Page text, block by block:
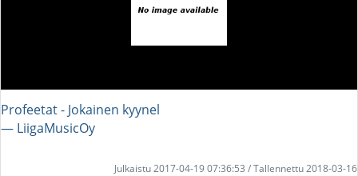
Profeetat - Jokainen kyynel
― LiigaMusicOy
Julkaistu 2017-04-19 07:36:53 / Tallennettu 2018-03-16